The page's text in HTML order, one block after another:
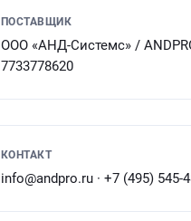
ПОСТАВЩИК
ООО «АНД-Системс» /
7733778620
КОНТАКТ
info@andpro.ru · +7 (495) 545-